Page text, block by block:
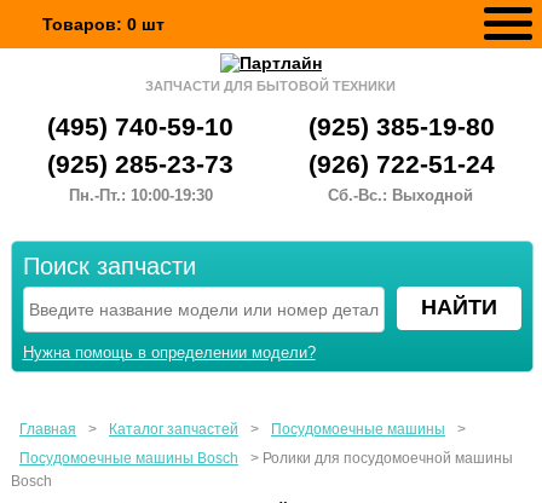
Товаров: 0 шт
ЗАПЧАСТИ ДЛЯ БЫТОВОЙ ТЕХНИКИ
(495) 740-59-10
(925) 385-19-80
(925) 285-23-73
(926) 722-51-24
Пн.-Пт.: 10:00-19:30 Сб.-Вс.: Выходной
Поиск запчасти
Нужна помощь в определении модели?
Главная > Каталог запчастей > Посудомоечные машины
>
Посудомоечные машины Bosch
> Ролики для посудомоечной машины
Bosch